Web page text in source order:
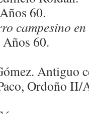
60.
campesino
60.
Antiguo
Ordoño II/